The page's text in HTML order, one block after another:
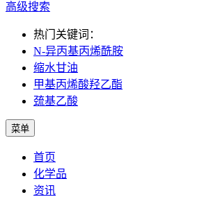
高级搜索
热门关键词：
N-异丙基丙烯酰胺
缩水甘油
甲基丙烯酸羟乙酯
巯基乙酸
菜单
首页
化学品
资讯